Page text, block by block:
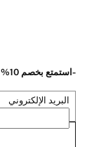
-استمتع بخصم 10% لتسوقك القادم عند اشتراكك في نشرتنا الاخبارية
البريد الإلكتروني